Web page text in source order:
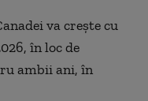
va creşte cu
în loc de
ambii ani, în